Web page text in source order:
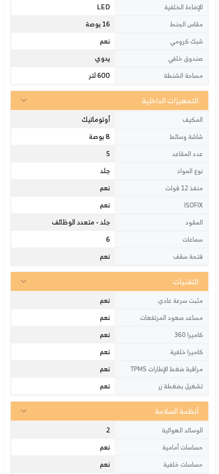
الإضاءة الخلفية LED
مقاس الجنط 16 بوصة
شبك كرومي نعم
صندوق خلفي يدوي
مساحة الشنطة 600 لتر
التجهيزات الداخلية
المكيف أوتوماتيك
شاشة وسائط 8 بوصة
عدد المقاعد 5
نوع المواد جلد
منفذ 12 فولت نعم
ISOFIX نعم
المقود جلد - متعدد الوظائف
سماعات 6
فتحة سقف نعم
التقنيات
مثبت سرعة عادي نعم
مساعد صعود المرتفعات نعم
كاميرا 360 نعم
كاميرا خلفية نعم
مراقبة ضغط الإطارات TPMS نعم
تشغيل بضغطة زر نعم
أنظمة السلامة
الوسائد الهوائية 2
حساسات أمامية نعم
حساسات خلفية نعم